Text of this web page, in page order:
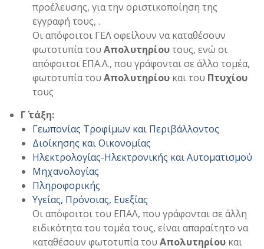
προέλευσης, για την οριστικοποίηση της
εγγραφή τους, .
Οι απόφοιτοι ΓΕΛ οφείλουν να καταθέσουν
φωτοτυπία του Απολυτηρίουτους, ενώ οι
απόφοιτοι ΕΠΑ.Λ., που γράφονται σε άλλο τομέα,
φωτοτυπία του Απολυτηρίου και του Πτυχίου
τους
Γ΄ τάξη:
Γεωπονίας Τροφίμων και Περιβάλλοντος
Διοίκησης και Οικονομίας
Ηλεκτρολογίας-Ηλεκτρονικής και Αυτοματισμού
Μηχανολογίας
Πληροφορικής
Υγείας, Πρόνοιας, Ευεξίας
Οι απόφοιτοι του ΕΠΑΛ, που γράφονται σε άλλη
ειδικότητα του τομέα τους, είναι απαραίτητο να
καταθέσουν φωτοτυπία του Απολυτηρίου και